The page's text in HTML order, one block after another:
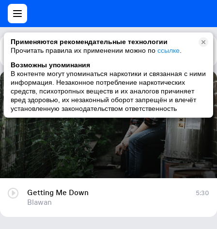
Применяются рекомендательные технологии
Прочитать правила их применении можно по ссылке
Возможны упоминания
В контенте могут упоминаться наркотики и связанная с ними
информация. Незаконное потребление наркотических
средств, психотропных веществ и их аналогов причиняет
вред здоровью, их незаконный оборот запрещён и влечёт
установленную законодательством ответственность
Каталог Рекомендации
Getting Me Down
Blawan
Getting Me Down
Blawan
5:30